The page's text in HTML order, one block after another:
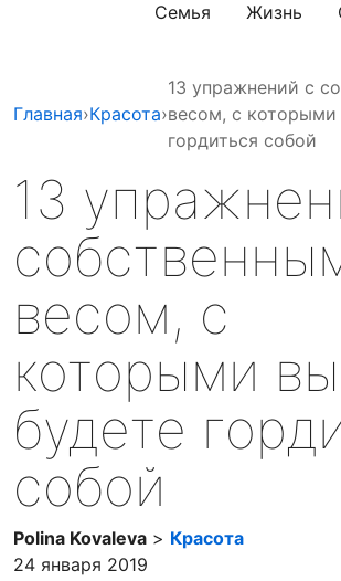
Семья
Жизнь
Главная›Красота›
13 упражнений с
весом, с которыми
гордиться собой
13
весом, с
которыми вы
будете
собой
Polina Kovaleva > Красота
24 января 2019